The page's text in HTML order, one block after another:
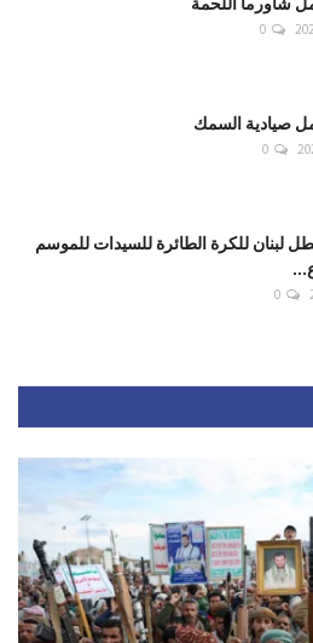
0
صيادية السمك
0
لبنان للكرة الطائرة للسيدات للموسم
0